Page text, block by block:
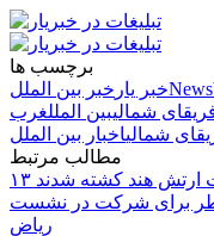
برچسب ها
خبر یار خبر بین الملل
شمالیبین المللغرب
شمالیاخبار بین الملل
مطالب مرتبط
ارتش هند کشته شدند
برای شرکت در نشست
ریاض